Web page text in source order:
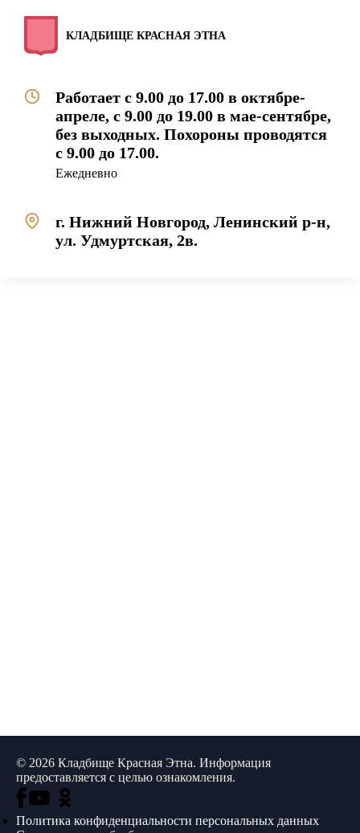
КЛАДБИЩЕ КРАСНАЯ ЭТНА
Работает с 9.00 до 17.00 в октябре-
апреле, с 9.00 до 19.00 в мае-сентябре,
без выходных. Похороны проводятся
с 9.00 до 17.00.
Ежедневно
г. Нижний Новгород, Ленинский р-н,
ул. Удмуртская, 2в.
© 2026 Кладбище Красная Этна. Информация
предоставляется с целью ознакомления.
Политика конфиденциальности персональных данных